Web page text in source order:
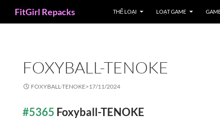
FitGirl Repacks THỂ LOẠI LOẠT GAME
FOXYBALL-TENOKE
FOXYBALL-TENOKE>17/11/2024
#5365 Foxyball-TENOKE